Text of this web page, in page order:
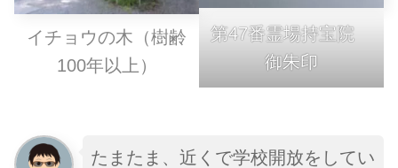
イチョウの木（樹齢
100年以上）
第47番霊場持宝院
御朱印
たまたま、近くで学校開放をしてい